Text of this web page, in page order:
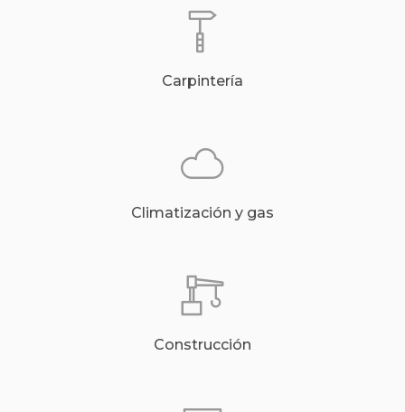
Carpintería
Climatización y gas
Construcción